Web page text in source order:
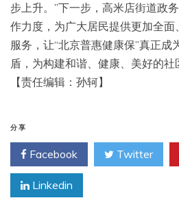
步上升。”下一步，高米店街道政
作力度，为广大居民提供更加全
服务，让“北京普惠健康保”真正成
盾，为构建和谐、健康、美好的社
【责任编辑：孙轲】
分享
Facebook Twitter
Linkedin